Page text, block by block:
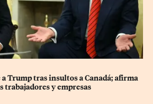
Trump tras insultos a Canadá; afirma
trabajadores y empresas